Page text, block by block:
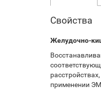
Свойства
Желудочно-
применении